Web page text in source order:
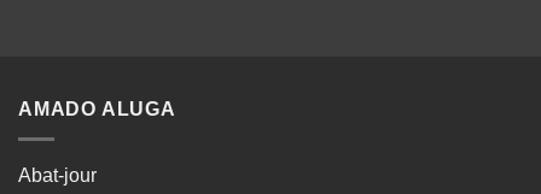
AMADO ALUGA
Abat-jour